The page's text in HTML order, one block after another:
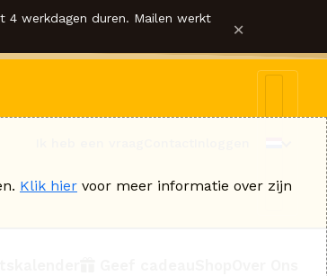
4 werkdagen duren. Mailen werkt ×
Klik hier voor meer informatie over zijn